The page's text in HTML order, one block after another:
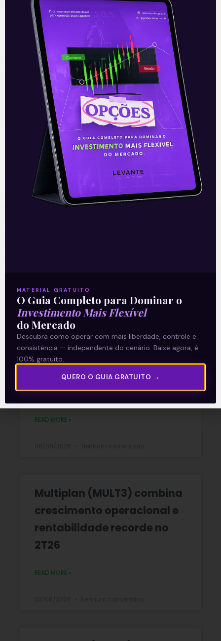
Leia também:Cálculo político
Acompanhe nossas Redes Sociais!
O conteúdo foi útil para você? Compartilhe!
Ouvindo o que o Copom não
disse
A reunião do Comitê de Política Monetária
(Copom) encerrada na quarta-feira (5)
confirmou as expectativas quase
READ MORE »
Multiplan (MULT3) combina
crescimento operacional e
rentabilidade recorde no
2T26
READ MORE »
MATERIAL GRATUITO
O Guia Completo para Dominar o
Investimento Mais Flexível
do Mercado
Descubra como operar com mais liberdade, controle e
consistência — independente do cenário. Baixe agora, é
100% gratuito.
QUERO O GUIA GRATUITO →